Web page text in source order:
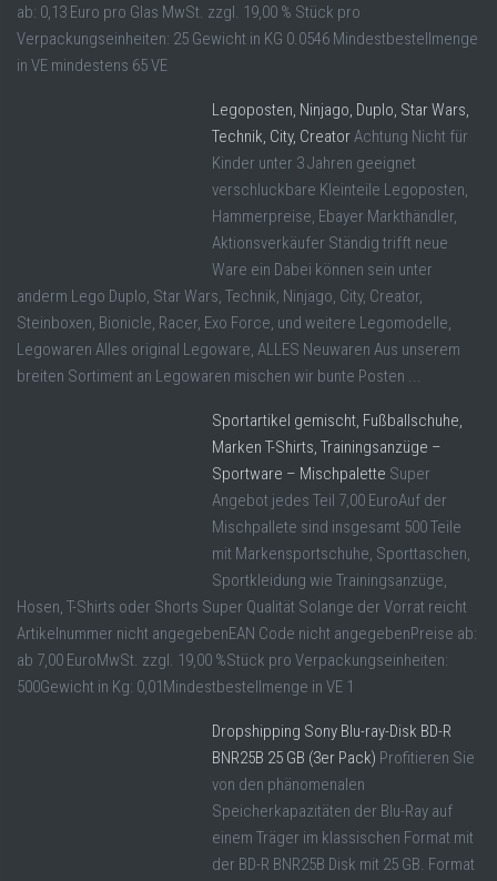
ab: 0,13 Euro pro Glas MwSt. zzgl. 19,00 % Stück pro
Verpackungseinheiten: 25 Gewicht in KG 0.0546 Mindestbestellmenge
in VE mindestens 65 VE
Legoposten, Ninjago, Duplo, Star Wars,
Technik, City, Creator Achtung Nicht für
Kinder unter 3 Jahren geeignet
verschluckbare Kleinteile Legoposten,
Hammerpreise, Ebayer Markthändler,
Aktionsverkäufer Ständig trifft neue
Ware ein Dabei können sein unter
anderm Lego Duplo, Star Wars, Technik, Ninjago, City, Creator,
Steinboxen, Bionicle, Racer, Exo Force, und weitere Legomodelle,
Legowaren Alles original Legoware, ALLES Neuwaren Aus unserem
breiten Sortiment an Legowaren mischen wir bunte Posten ...
Sportartikel gemischt, Fußballschuhe,
Marken T-Shirts, Trainingsanzüge –
Sportware – Mischpalette Super
Angebot jedes Teil 7,00 EuroAuf der
Mischpallete sind insgesamt 500 Teile
mit Markensportschuhe, Sporttaschen,
Sportkleidung wie Trainingsanzüge,
Hosen, T-Shirts oder Shorts Super Qualität Solange der Vorrat reicht
Artikelnummer nicht angegebenEAN Code nicht angegebenPreise ab:
ab 7,00 EuroMwSt. zzgl. 19,00 %Stück pro Verpackungseinheiten:
500Gewicht in Kg: 0,01Mindestbestellmenge in VE 1
Dropshipping Sony Blu-ray-Disk BD-R
BNR25B 25 GB (3er Pack) Profitieren Sie
von den phänomenalen
Speicherkapazitäten der Blu-Ray auf
einem Träger im klassischen Format mit
der BD-R BNR25B Disk mit 25 GB. Format